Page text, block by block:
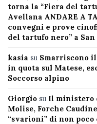
torna la “Fiera del
Avellana ANDARE A
convegni e prove
del tartufo nero” a
kasia su Smarriscono
in quota sul Matese,
Soccorso alpino
Giorgio su Il ministero
Molise, Forche
“svarioni” di non poco